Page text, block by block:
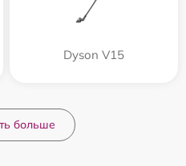
Dyson V15
больше